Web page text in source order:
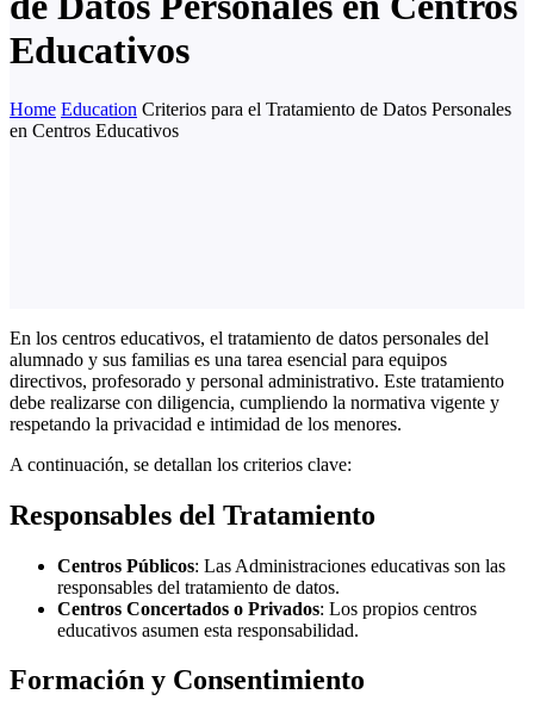
Educativos
Home Education Criterios para el Tratamiento de Datos Personales
en Centros Educativos
En los centros educativos, el tratamiento de datos personales del
alumnado y sus familias es una tarea esencial para equipos
directivos, profesorado y personal administrativo. Este tratamiento
debe realizarse con diligencia, cumpliendo la normativa vigente y
respetando la privacidad e intimidad de los menores.
A continuación, se detallan los criterios clave:
Responsables del Tratamiento
Centros Públicos: Las Administraciones educativas son las
responsables del tratamiento de datos.
Centros Concertados o Privados: Los propios centros
educativos asumen esta responsabilidad.
Formación y Consentimiento